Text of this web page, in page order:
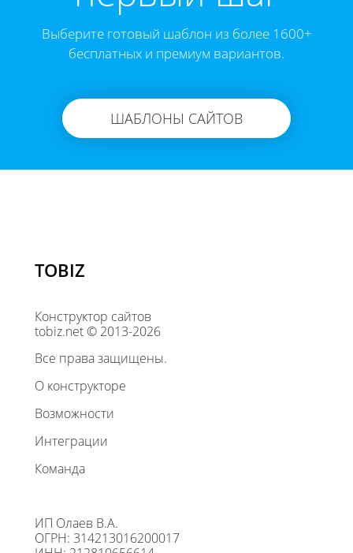
Выберите готовый шаблон из более 1600+
бесплатных и премиум вариантов.
ШАБЛОНЫ САЙТОВ
TOBIZ
Конструктор сайтов
tobiz.net © 2013-2026
Все права защищены.
О конструкторе
Возможности
Интеграции
Команда
ИП Олаев В.А.
ОГРН: 314213016200017